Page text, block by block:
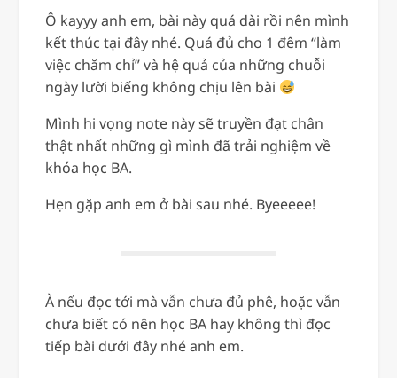
Ô kayyy anh em, bài này quá dài rồi nên mình
kết thúc tại đây nhé. Quá đủ cho 1 đêm “làm
việc chăm chỉ” và hệ quả của những chuỗi
ngày lười biếng không chịu lên bài
Mình hi vọng note này sẽ truyền đạt chân
thật nhất những gì mình đã trải nghiệm về
khóa học BA.
Hẹn gặp anh em ở bài sau nhé. Byeeeee!
À nếu đọc tới mà vẫn chưa đủ phê, hoặc vẫn
chưa biết có nên học BA hay không thì đọc
tiếp bài dưới đây nhé anh em.